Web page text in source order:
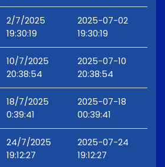
2/7/2025
19:30:19
2025-07-02
19:30:19
10/7/2025
20:38:54
2025-07-10
20:38:54
18/7/2025
0:39:41
2025-07-18
00:39:41
24/7/2025
19:12:27
2025-07-24
19:12:27